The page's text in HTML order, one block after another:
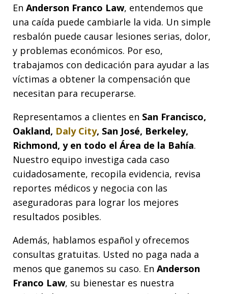
En Anderson Franco Law, entendemos que
una caída puede cambiarle la vida. Un simple
resbalón puede causar lesiones serias, dolor,
y problemas económicos. Por eso,
trabajamos con dedicación para ayudar a las
víctimas a obtener la compensación que
necesitan para recuperarse.
Representamos a clientes en San Francisco,
Oakland, Daly City, San José, Berkeley,
Richmond, y en todo el Área de la Bahía.
Nuestro equipo investiga cada caso
cuidadosamente, recopila evidencia, revisa
reportes médicos y negocia con las
aseguradoras para lograr los mejores
resultados posibles.
Además, hablamos español y ofrecemos
consultas gratuitas. Usted no paga nada a
menos que ganemos su caso. En Anderson
Franco Law, su bienestar es nuestra